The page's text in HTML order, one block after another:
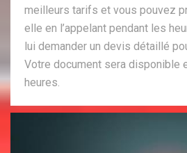
meilleurs tarifs et vous pouvez
elle en l’appelant pendant les
lui demander un devis détaillé
Votre document sera disponible
heures.